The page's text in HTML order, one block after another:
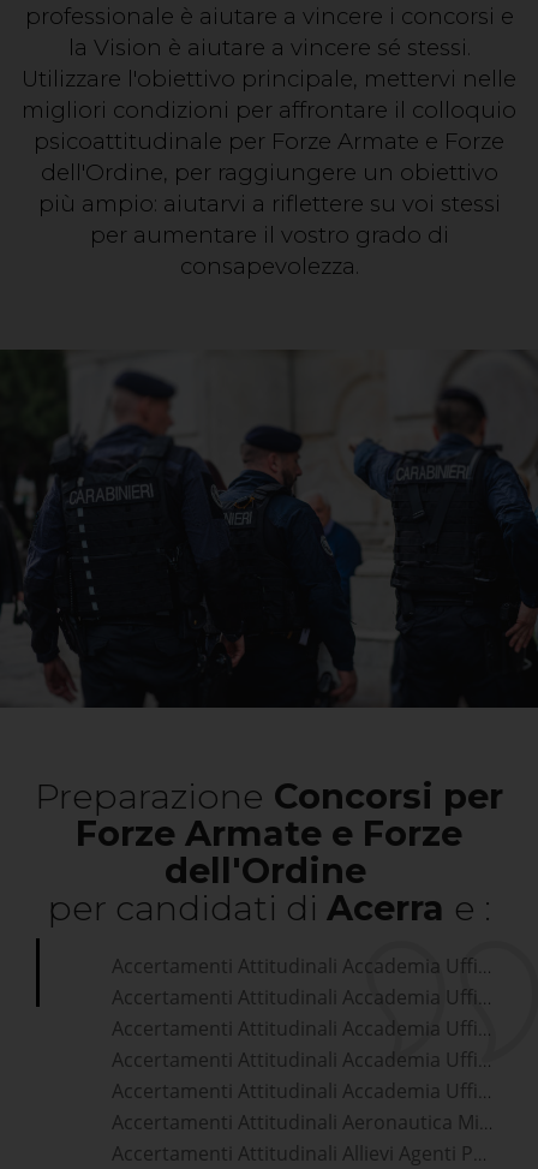
professionale è aiutare a vincere i concorsi e
la Vision è aiutare a vincere sé stessi.
Utilizzare l'obiettivo principale, mettervi nelle
migliori condizioni per affrontare il colloquio
psicoattitudinale per Forze Armate e Forze
dell'Ordine, per raggiungere un obiettivo
più ampio: aiutarvi a riflettere su voi stessi
per aumentare il vostro grado di
consapevolezza.
Preparazione Concorsi per
Forze Armate e Forze
dell'Ordine
per candidati di Acerra e :
Accertamenti Attitudinali Accademia Ufficiali Aeronautica Militare Acerra
Accertamenti Attitudinali Accademia Ufficiali Carabinieri Acerra
Accertamenti Attitudinali Accademia Ufficiali Esercito Acerra
Accertamenti Attitudinali Accademia Ufficiali Guardia Di Finanza Acerra
Accertamenti Attitudinali Accademia Ufficiali Marina Militare Acerra
Accertamenti Attitudinali Aeronautica Militare Acerra
Accertamenti Attitudinali Allievi Agenti Polizia Di Stato Acerra